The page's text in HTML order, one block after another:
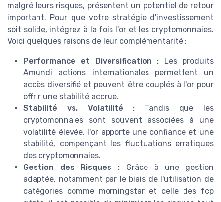
malgré leurs risques, présentent un potentiel de retour
important. Pour que votre stratégie d'investissement
soit solide, intégrez à la fois l'or et les cryptomonnaies.
Voici quelques raisons de leur complémentarité :
Performance et Diversification : Les produits
Amundi actions internationales permettent un
accès diversifié et peuvent être couplés à l'or pour
offrir une stabilité accrue.
Stabilité vs. Volatilité : Tandis que les
cryptomonnaies sont souvent associées à une
volatilité élevée, l'or apporte une confiance et une
stabilité, compençant les fluctuations erratiques
des cryptomonnaies.
Gestion des Risques : Grâce à une gestion
adaptée, notamment par le biais de l'utilisation de
catégories comme morningstar et celle des fcp